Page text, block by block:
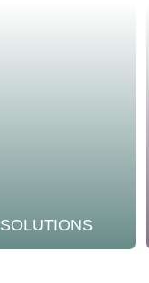
SOLUTIONS